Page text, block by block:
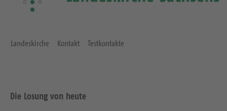
Landeskirche Kontakt Testkontakte
Die Losung von heute